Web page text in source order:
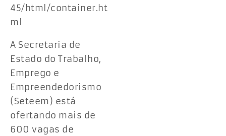
45/html/container.ht
ml
A Secretaria de
Estado do Trabalho,
Emprego e
Empreendedorismo
(Seteem) está
ofertando mais de
600 vagas de